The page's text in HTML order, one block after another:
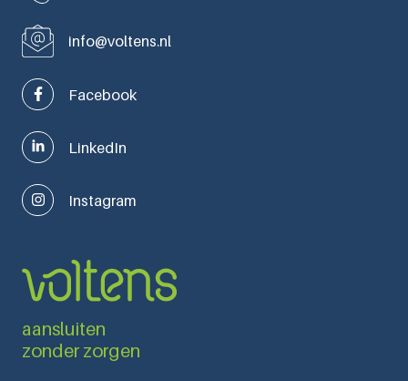
info@voltens.nl
Facebook
LinkedIn
Instagram
aansluiten
zonder zorgen